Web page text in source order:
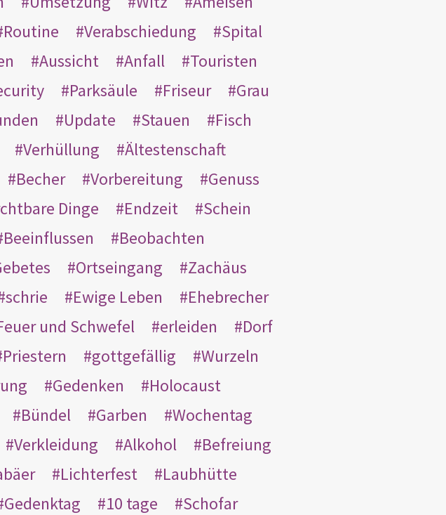
Routine Verabschiedung
Spital
Aussicht Anfall
Touristen
Parksäule Friseur
Grau
Update Stauen
Fisch
Verhüllung
Ältestenschaft
Becher Vorbereitung
Genuss
Dinge Endzeit
Schein
Beeinflussen
Beobachten
Ortseingang
Zachäus
schrie Ewige Leben
Ehebrecher
und Schwefel erleiden
Dorf
Priestern gottgefällig
Wurzeln
Gedenken
Holocaust
Bündel Garben
Wochentag
Verkleidung Alkohol
Befreiung
Lichterfest
Laubhütte
Gedenktag 10 tage
Schofar